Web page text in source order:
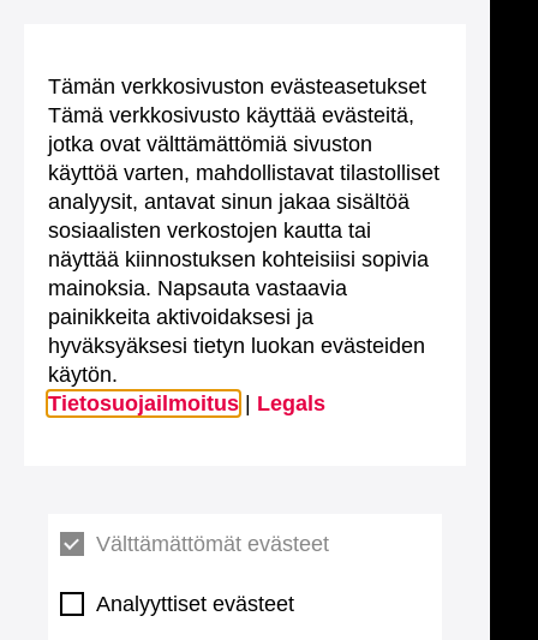
Tämän verkkosivuston evästeasetukset
Tämä verkkosivusto käyttää evästeitä,
jotka ovat välttämättömiä sivuston
käyttöä varten, mahdollistavat tilastolliset
analyysit, antavat sinun jakaa sisältöä
sosiaalisten verkostojen kautta tai
näyttää kiinnostuksen kohteisiisi sopivia
mainoksia. Napsauta vastaavia
painikkeita aktivoidaksesi ja
hyväksyäksesi tietyn luokan evästeiden
käytön.
Tietosuojailmoitus
Legals
Välttämättömät evästeet
Analyyttiset evästeet